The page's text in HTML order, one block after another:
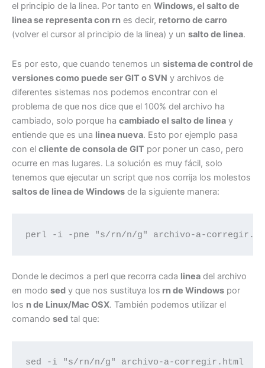
el principio de la linea. Por tanto en Windows, el salto de
linea se representa con rn es decir, retorno de carro
(volver el cursor al principio de la linea) y un salto de linea.
Es por esto, que cuando tenemos un sistema de control de
versiones como puede ser GIT o SVN y archivos de
diferentes sistemas nos podemos encontrar con el
problema de que nos dice que el 100% del archivo ha
cambiado, solo porque ha cambiado el salto de linea y
entiende que es una linea nueva. Esto por ejemplo pasa
con el cliente de consola de GIT por poner un caso, pero
ocurre en mas lugares. La solución es muy fácil, solo
tenemos que ejecutar un script que nos corrija los molestos
saltos de linea de Windows de la siguiente manera:
perl -i -pne "s/rn/n/g" archivo-a-
Donde le decimos a perl que recorra cada linea del archivo
en modo sed y que nos sustituya los rn de Windows por
los n de Linux/Mac OSX. También podemos utilizar el
comando sed tal que:
sed -i "s/rn/n/g" archivo-a-corregir.html